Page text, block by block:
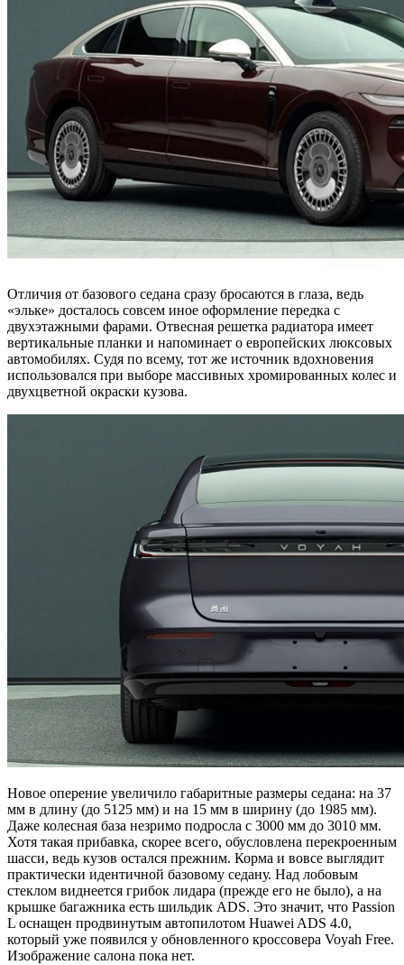
Отличия от базового седана сразу бросаются в глаза, ведь
«эльке» досталось совсем иное оформление передка с
двухэтажными фарами. Отвесная решетка радиатора имеет
вертикальные планки и напоминает о европейских люксовых
автомобилях. Судя по всему, тот же источник вдохновения
использовался при выборе массивных хромированных колес и
двухцветной окраски кузова.
Новое оперение увеличило габаритные размеры седана: на 37
мм в длину (до 5125 мм) и на 15 мм в ширину (до 1985 мм).
Даже колесная база незримо подросла с 3000 мм до 3010 мм.
Хотя такая прибавка, скорее всего, обусловлена перекроенным
шасси, ведь кузов остался прежним. Корма и вовсе выглядит
практически идентичной базовому седану. Над лобовым
стеклом виднеется грибок лидара (прежде его не было), а на
крышке багажника есть шильдик ADS. Это значит, что Passion
L оснащен продвинутым автопилотом Huawei ADS 4.0,
который уже появился у обновленного кроссовера Voyah Free.
Изображение салона пока нет.